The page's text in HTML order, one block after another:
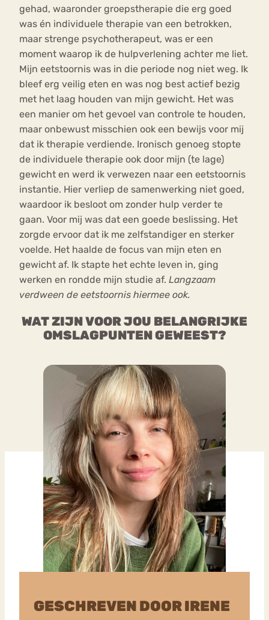
gehad, waaronder groepstherapie die erg goed
was én individuele therapie van een betrokken,
maar strenge psychotherapeut, was er een
moment waarop ik de hulpverlening achter me liet.
Mijn eetstoornis was in die periode nog niet weg. Ik
bleef erg veilig eten en was nog best actief bezig
met het laag houden van mijn gewicht. Het was
een manier om het gevoel van controle te houden,
maar onbewust misschien ook een bewijs voor mij
dat ik therapie verdiende. Ironisch genoeg stopte
de individuele therapie ook door mijn (te lage)
gewicht en werd ik verwezen naar een eetstoornis
instantie. Hier verliep de samenwerking niet goed,
waardoor ik besloot om zonder hulp verder te
gaan. Voor mij was dat een goede beslissing. Het
zorgde ervoor dat ik me zelfstandiger en sterker
voelde. Het haalde de focus van mijn eten en
gewicht af. Ik stapte het echte leven in, ging
werken en rondde mijn studie af. Langzaam
verdween de eetstoornis hiermee ook.
WAT ZIJN VOOR JOU BELANGRIJKE
OMSLAGPUNTEN GEWEEST?
GESCHREVEN DOOR IRENE